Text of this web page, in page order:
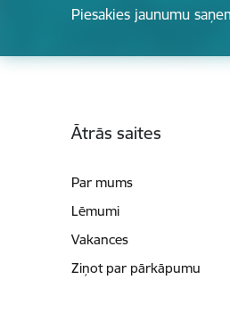
Piesakies jaunumu
Ātrās saites
Par mums
Lēmumi
Vakances
Ziņot par pārkāpumu